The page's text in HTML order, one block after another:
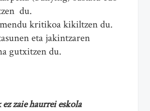
du.
kritikoa kikiltzen du.
eta jakintzaren
gutxitzen du.
zaie haurrei eskola